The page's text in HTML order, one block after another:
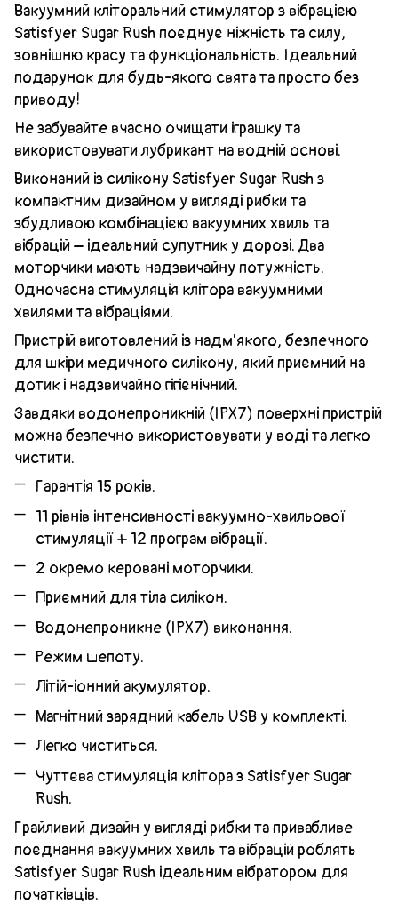
Вакуумний кліторальний стимулятор з вібрацією
Satisfyer Sugar Rush поєднує ніжність та силу,
зовнішню красу та функціональність. Ідеальний
подарунок для будь-якого свята та просто без
приводу!
Не забувайте вчасно очищати іграшку та
використовувати лубрикант на водній основі.
Виконаний із силікону Satisfyer Sugar Rush з
компактним дизайном у вигляді рибки та
збудливою комбінацією вакуумних хвиль та
вібрацій – ідеальний супутник у дорозі. Два
моторчики мають надзвичайну потужність.
Одночасна стимуляція клітора вакуумними
хвилями та вібраціями.
Пристрій виготовлений із надм'якого, безпечного
для шкіри медичного силікону, який приємний на
дотик і надзвичайно гігієнічний.
Завдяки водонепроникній (IPX7) поверхні пристрій
можна безпечно використовувати у воді та легко
чистити.
Гарантія 15 років.
11 рівнів інтенсивності вакуумно-хвильової
стимуляції + 12 програм вібрації.
2 окремо керовані моторчики.
Приємний для тіла силікон.
Водонепроникне (IPX7) виконання.
Режим шепоту.
Літій-іонний акумулятор.
Магнітний зарядний кабель USB у комплекті.
Легко чиститься.
Чуттєва стимуляція клітора з Satisfyer Sugar
Rush.
Грайливий дизайн у вигляді рибки та привабливе
поєднання вакуумних хвиль та вібрацій роблять
Satisfyer Sugar Rush ідеальним вібратором для
початківців.